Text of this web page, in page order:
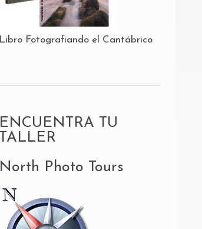
Libro Fotografiando el Cantábrico
ENCUENTRA TU
TALLER
North Photo Tours